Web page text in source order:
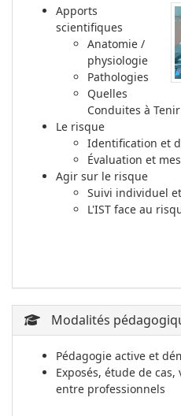
Apports
scientifiques
Anatomie /
physiologie
Pathologies
Quelles
Conduites à
Le risque
Identification et
Évaluation et
Agir sur le risque
Suivi individuel
L'IST face au
Modalités
Pédagogie active et
Exposés, étude de
entre professionnels